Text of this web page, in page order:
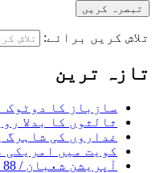
تلاش کریں برائے:
تازہ ترین
سازباز کا دوٹوک
ثالثوں کا بدلا
غداروں کی شاہرگ
کویت میں امریکی
آپریشن شعبان / 88 دہشت گرد ہلاک